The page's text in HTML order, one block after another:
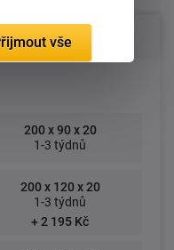
200 x 90 x 20
1-3 týdnů
200 x 120 x 20
1-3 týdnů
+ 2 195 Kč
vše